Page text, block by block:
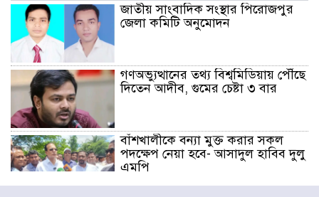
জাতীয় সাংবাদিক সংস্থার পিরোজপুর
জেলা কমিটি অনুমোদন
গণঅভ্যুত্থানের তথ্য বিশ্বমিডিয়ায় পৌঁছে
দিতেন আদীব, গুমের চেষ্টা ৩ বার
বাঁশখালীকে বন্যা মুক্ত করার সকল
পদক্ষেপ নেয়া হবে- আসাদুল হাবিব দুলু
এমপি